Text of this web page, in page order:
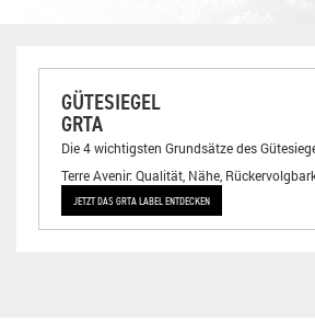
GÜTESIEGEL
GRTA
Die 4 wichtigsten Grundsätze des
Terre Avenir: Qualität, Nähe,
JETZT DAS GRTA LABEL ENTDECKEN